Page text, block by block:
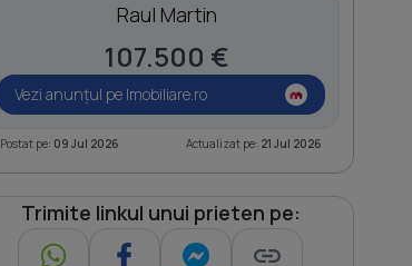
Raul Martin
107.500 €
Vezi anunțul pe Imobiliare.ro
Postat pe: 09 Jul 2026 Actualizat pe: 21 Jul 2026
Trimite linkul unui prieten pe: